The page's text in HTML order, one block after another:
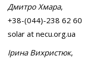
Дмитро Хмара,
+38-(044)-238 62 60
solar at necu.org.ua
Ірина Вихристюк,